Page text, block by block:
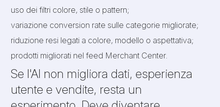
uso dei filtri colore, stile o pattern;
variazione conversion rate sulle categorie migliorate;
riduzione resi legati a colore, modello o aspettativa;
prodotti migliorati nel feed Merchant Center.
Se l'AI non migliora dati, esperienza
utente e vendite, resta un